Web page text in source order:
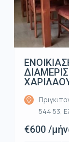
544 53,
€600 /